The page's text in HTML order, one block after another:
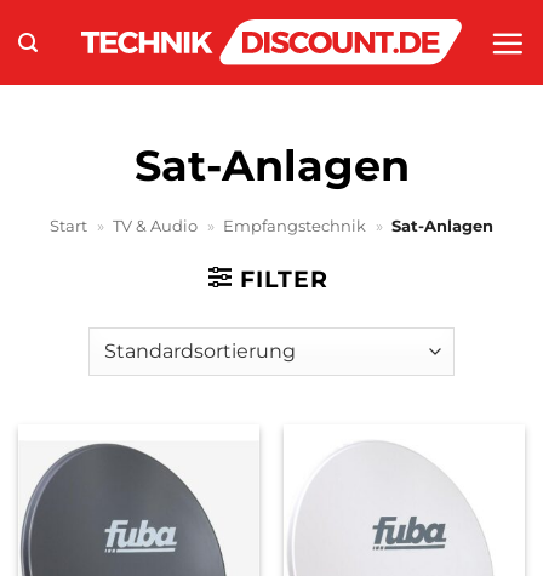
Inhalt
springen
Sat-Anlagen
Start » TV & Audio » Empfangstechnik » Sat-Anlagen
FILTER